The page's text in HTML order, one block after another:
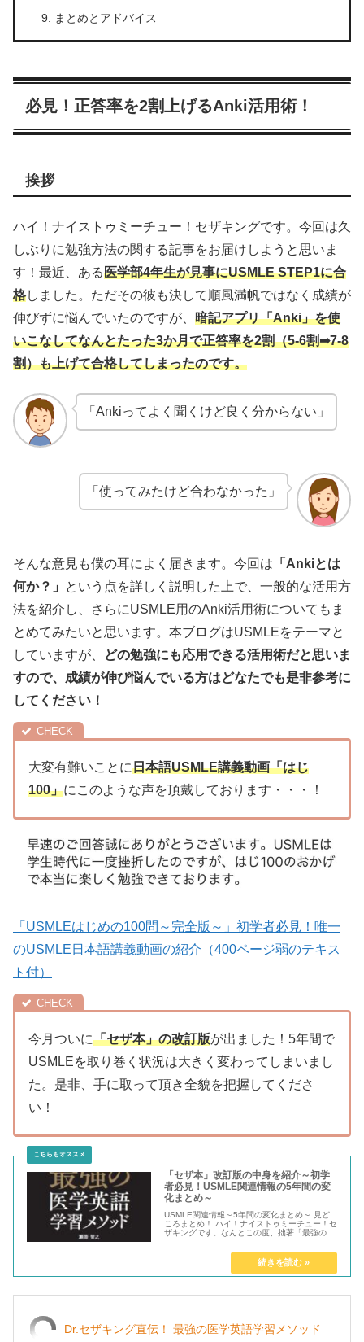
まとめとアドバイス
必見！正答率を2割上げるAnki活用術！
挨拶
ハイ！ナイストゥミーチュー！セザキングです。今回は久
しぶりに勉強方法の関する記事をお届けしようと思いま
す！最近、ある医学部4年生が見事にUSMLE STEP1に合
格しました。ただその彼も決して順風満帆ではなく成績が
伸びずに悩んでいたのですが、 暗記アプリ「Anki」を使
いこなしてなんとたった3か月で正答率を2割（5-6割➡7-8
割）も上げて合格してしまったのです。
「Ankiってよく聞くけど良く分からない」
「使ってみたけど合わなかった」
そんな意見も僕の耳によく届きます。今回は 「Ankiとは
何か？」
という点を詳しく説明した上で、一般的な活用方
法を紹介し、さらにUSMLE用のAnki活用術についてもま
とめてみたいと思います。本ブログはUSMLEをテーマと
していますが、
どの勉強にも応用できる活用術だと思いま
すので、成績が伸び悩んでいる方はどなたでも是非参考に
してください！
大変有難いことに日本語USMLE講義動画「はじ
100」にこのような声を頂戴しております・・・！
「USMLEはじめの100問～完全版～」初学者必見！唯一
のUSMLE日本語講義動画の紹介（400ページ弱のテキス
ト付）
今月ついに「セザ本」の改訂版が出ました！5年間で
USMLEを取り巻く状況は大きく変わってしまいまし
た。是非、手に取って頂き全貌を把握してくださ
い！
「セザ本」改訂版の中身を紹介～初学
者必見！USMLE関連情報の5年間の変
化まとめ～
USMLE関連情報～5年間の変化まとめ～ 見ど
ころまとめ！ ハイ！ナイストゥミーチュー！セ
ザキングです。なんとこの度、拙著「最強の医
Dr.セザキング直伝！ 最強の医学英語学習メソッド